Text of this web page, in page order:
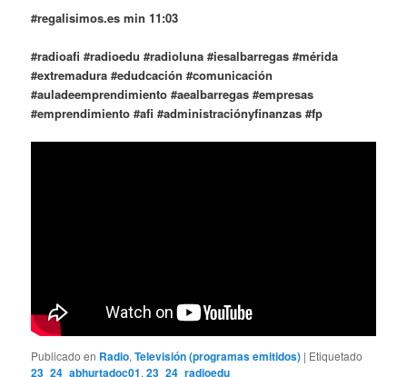
#regalisimos.es min 11:03
#radioafi #radioedu #radioluna #iesalbarregas #mérida
#extremadura #edudcación #comunicación
#auladeemprendimiento #aealbarregas #empresas
#emprendimiento #afi #administraciónyfinanzas #fp
Publicado en Radio,Televisión (programas emitidos) | Etiquetado
23_24_abhurtadoc01,23_24_radioedu